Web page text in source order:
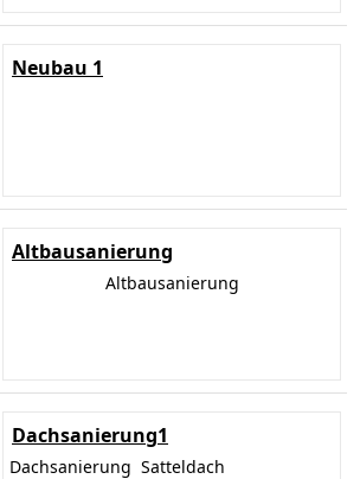
Neubau 1
Altbausanierung
Altbausanierung
Dachsanierung1
Dachsanierung Satteldach